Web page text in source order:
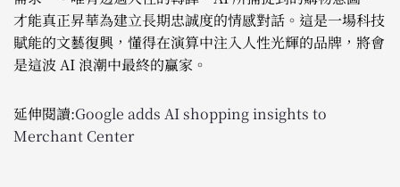
才能真正昇華為建立長期忠誠度的情感對話。這是一場科技
賦能的文藝復興，懂得在演算中注入人性光輝的品牌，將會
是這波 AI 浪潮中最終的贏家。
延伸閱讀:Google adds AI shopping insights to
Merchant Center